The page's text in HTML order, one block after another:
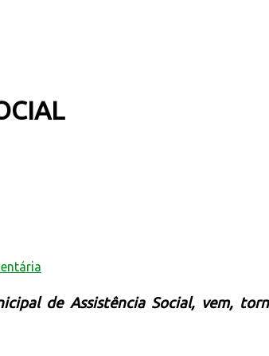
de Assistência Social, vem,